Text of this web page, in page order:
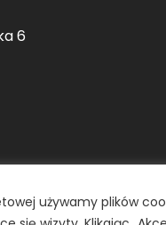
używamy plików
6